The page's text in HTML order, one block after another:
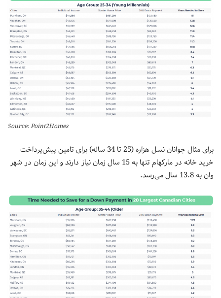
Source: Point2Homes
برای مثال جوانان نسل هزاره (25 تا 34 ساله) برای تامین پیش‌پرداخت
خرید خانه در مارکهام تنها به 15 سال زمان نیاز دارند و این زمان در شهر
وان به 13.8 سال می‌رسد.